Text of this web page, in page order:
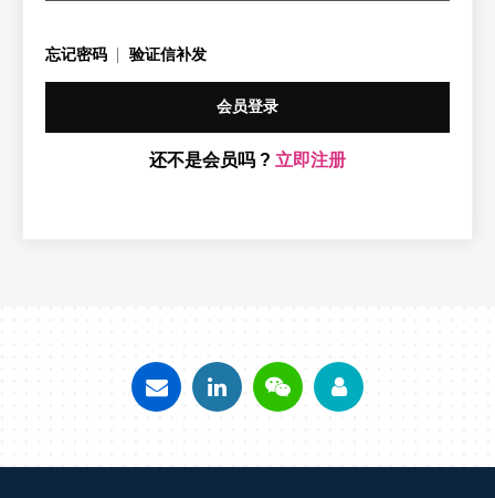
忘记密码 验证信补发
会员登录
还不是会员吗 ? 立即注册